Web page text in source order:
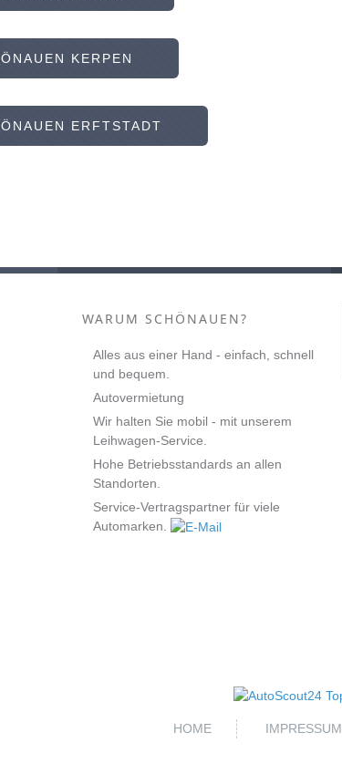
KERPEN
ERFTSTADT
WARUM SCHÖNAUEN?
Alles aus einer Hand - einfach, schnell
und bequem.
Autovermietung
Wir halten Sie mobil - mit unserem
Leihwagen-Service.
Hohe Betriebsstandards an allen
Standorten.
Service-Vertragspartner für viele
Automarken.
HOME IMPRESSUM